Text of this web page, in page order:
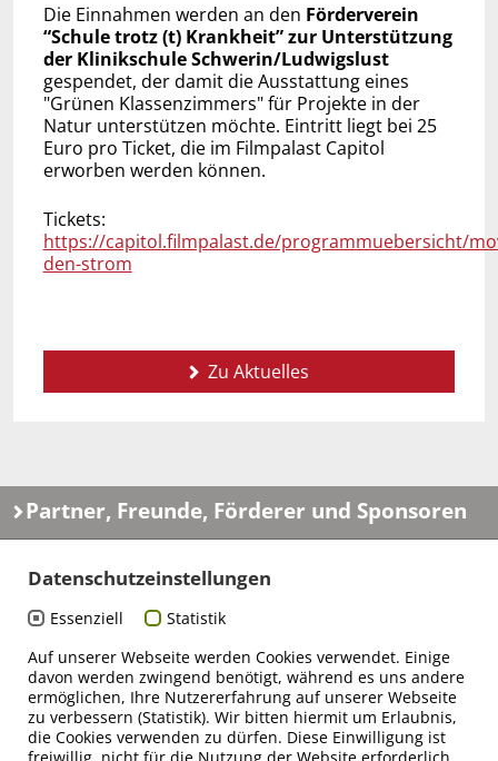
Die Einnahmen werden an den Förderverein
“Schule trotz (t) Krankheit” zur Unterstützung
der Klinikschule Schwerin/Ludwigslust
gespendet, der damit die Ausstattung eines
"Grünen Klassenzimmers" für Projekte in der
Natur unterstützen möchte. Eintritt liegt bei 25
Euro pro Ticket, die im Filmpalast Capitol
erworben werden können.
Tickets:
https://capitol.filmpalast.de/programmuebersicht/
den-strom
Zu Aktuelles
Partner, Freunde, Förderer und Sponsoren
Datenschutzeinstellungen
Essenziell
Statistik
Auf unserer Webseite werden Cookies verwendet. Einige
davon werden zwingend benötigt, während es uns andere
ermöglichen, Ihre Nutzererfahrung auf unserer Webseite
zu verbessern (Statistik). Wir bitten hiermit um Erlaubnis,
die Cookies verwenden zu dürfen. Diese Einwilligung ist